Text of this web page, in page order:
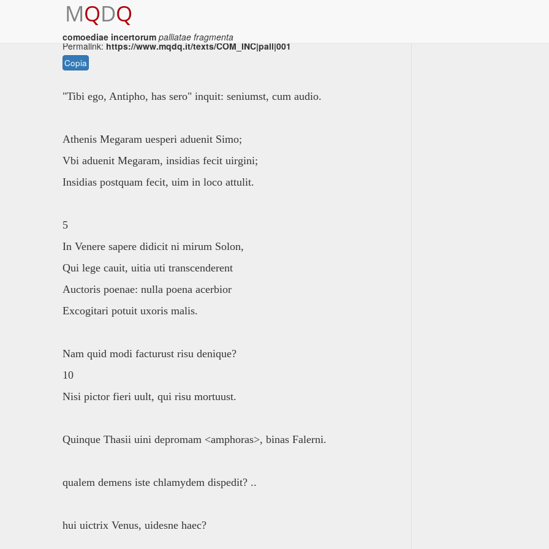
MQDQ
comoediae incertorum palliatae fragmenta
Permalink: https://www.mqdq.it/texts/COM_INC|pall|001
Copia
"Tibi ego, Antipho, has sero" inquit: seniumst, cum audio.
Athenis Megaram uesperi aduenit Simo;
Vbi aduenit Megaram, insidias fecit uirgini;
Insidias postquam fecit, uim in loco attulit.
5
In Venere sapere didicit ni mirum Solon,
Qui lege cauit, uitia uti transcenderent
Auctoris poenae: nulla poena acerbior
Excogitari potuit uxoris malis.
Nam quid modi facturust risu denique?
10
Nisi pictor fieri uult, qui risu mortuust.
Quinque Thasii uini depromam <amphoras>, binas Falerni.
qualem demens iste chlamydem dispedit? ..
hui uictrix Venus, uidesne haec?